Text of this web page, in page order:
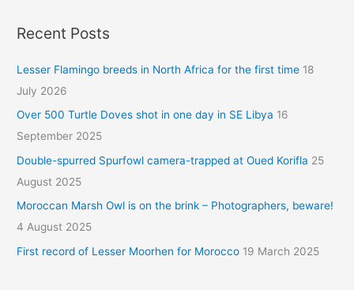
Recent Posts
Lesser Flamingo breeds in North Africa for the first time 18
July 2026
Over 500 Turtle Doves shot in one day in SE Libya 16
September 2025
Double-spurred Spurfowl camera-trapped at Oued Korifla 25
August 2025
Moroccan Marsh Owl is on the brink – Photographers, beware!
4 August 2025
First record of Lesser Moorhen for Morocco 19 March 2025